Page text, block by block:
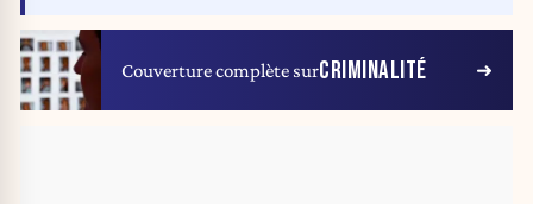
Couverture complète surCRIMINALITÉ